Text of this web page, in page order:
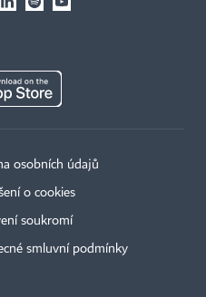
osobních údajů
o cookies
soukromí
smluvní podmínky